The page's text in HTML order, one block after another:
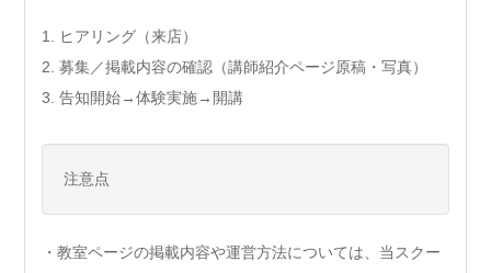
1. ヒアリング（来店）
2. 募集／掲載内容の確認（講師紹介ページ原稿・写真）
3. 告知開始→体験実施→開講
注意点
・教室ページの掲載内容や運営方法については、当スクー